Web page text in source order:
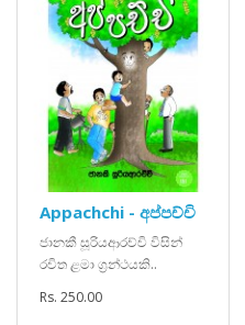
Appachchi - අප්පච්චි
ජානකී සූරියආරච්චි විසින්
රචිත ළමා ග්‍රන්ථයකි..
Rs. 250.00